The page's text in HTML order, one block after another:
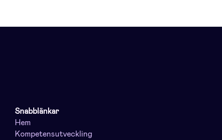
Snabblänkar
Hem
Kompetensutveckling